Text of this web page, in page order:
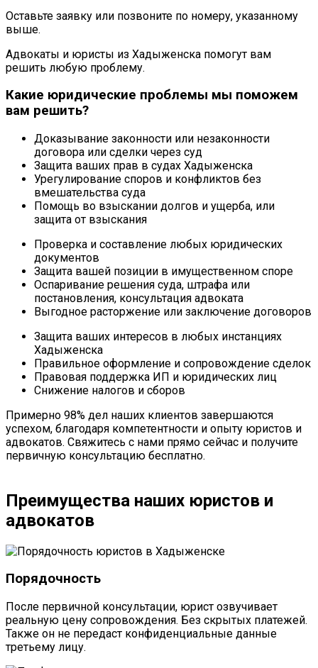
Оставьте заявку или позвоните по номеру, указанному
выше.
Адвокаты и юристы из Хадыженска помогут вам
решить любую проблему.
Какие юридические проблемы мы поможем
вам решить?
Доказывание законности или незаконности
договора или сделки через суд
Защита ваших прав в судах Хадыженска
Урегулирование споров и конфликтов без
вмешательства суда
Помощь во взыскании долгов и ущерба, или
защита от взыскания
Проверка и составление любых юридических
документов
Защита вашей позиции в имущественном споре
Оспаривание решения суда, штрафа или
постановления, консультация адвоката
Выгодное расторжение или заключение договоров
Защита ваших интересов в любых инстанциях
Хадыженска
Правильное оформление и сопровождение сделок
Правовая поддержка ИП и юридических лиц
Снижение налогов и сборов
Примерно 98% дел наших клиентов завершаются
успехом, благодаря компетентности и опыту юристов и
адвокатов. Свяжитесь с нами прямо сейчас и получите
первичную консультацию бесплатно.
Преимущества наших юристов и
адвокатов
Порядочность
После первичной консультации, юрист озвучивает
реальную цену сопровождения. Без скрытых платежей.
Также он не передаст конфиденциальные данные
третьему лицу.